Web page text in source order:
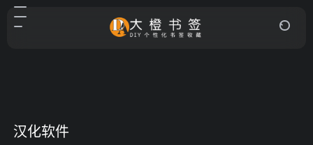
汉化软件